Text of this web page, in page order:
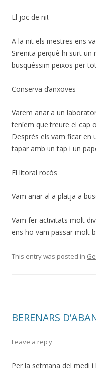
El joc de nit
A la nit els mestres ens
Sirenita perquè hi surt un
busquéssim peixos per
Conserva d’anxoves
Varem anar a un
teníem que treure el cap
Després els vam ficar en
tapar amb un tap i un
El litoral rocós
Vam anar al a platja a
Vam fer activitats molt
ens ho vam passar molt
This entry was posted in
BERENARS
Leave a reply
Per la setmana del medi i